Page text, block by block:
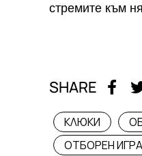
стремите към
SHARE
КЛЮКИ
ОТБОРЕН